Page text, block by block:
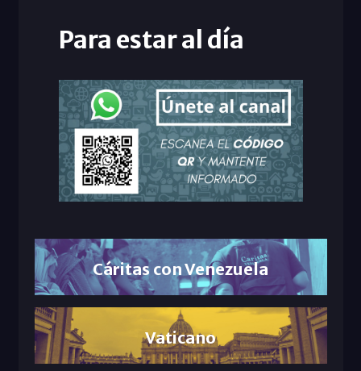
Para estar al día
Cáritas con Venezuela
Vaticano